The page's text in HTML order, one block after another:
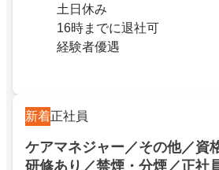
土日休み
16時までに退社可
経験者優遇
新着正社員
ケアマネジャー／その他／資
研修あり／禁煙・分煙／正社